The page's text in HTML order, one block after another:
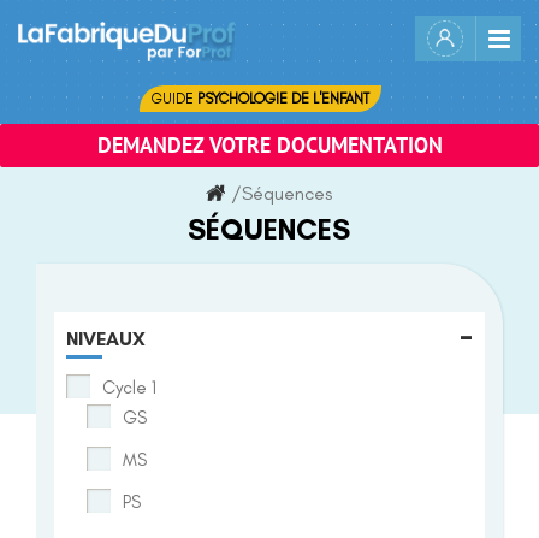
content
GUIDE PSYCHOLOGIE DE L'ENFANT
DEMANDEZ VOTRE DOCUMENTATION
/Séquences
SÉQUENCES
NIVEAUX -
Cycle 1
GS
MS
PS